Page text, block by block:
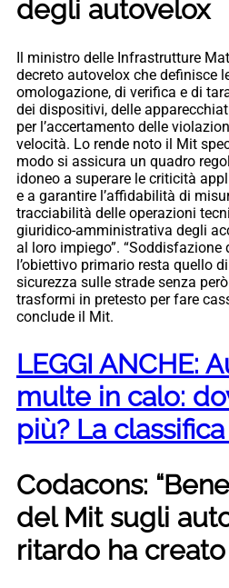
degli autovelox
Il ministro delle Infrastrutture
decreto autovelox che definisce
omologazione, di verifica e di
dei dispositivi, delle
per l’accertamento delle
velocità. Lo rende noto il Mit
modo si assicura un quadro
idoneo a superare le criticità
e a garantire l’affidabilità di
tracciabilità delle operazioni
giuridico-amministrativa degli
al loro impiego”. “Soddisfazione
l’obiettivo primario resta quello
sicurezza sulle strade senza
trasformi in pretesto per fare
conclude il Mit.
LEGGI ANCHE:
multe in calo:
più? La
Codacons:
del Mit sugli
ritardo ha creato